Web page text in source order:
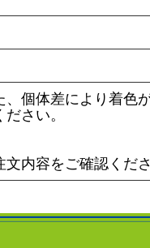
個体差により着色
さい。
内容をご確認くださ